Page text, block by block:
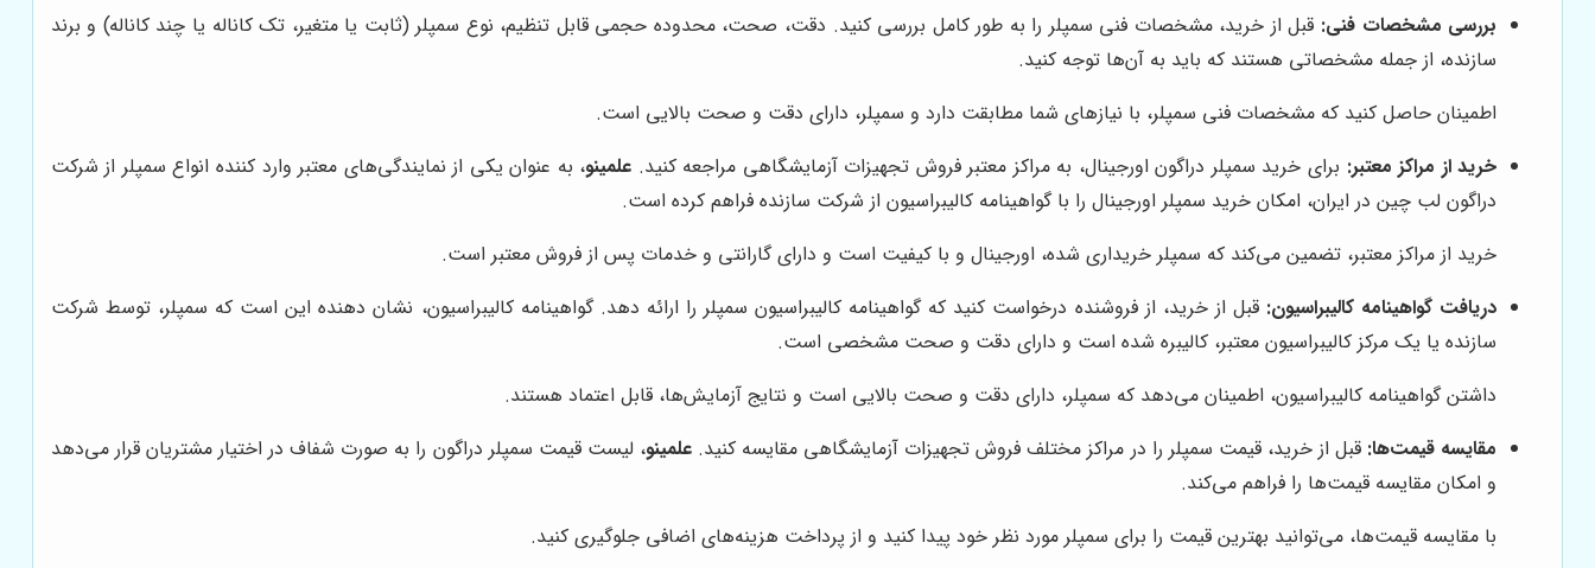
بررسی مشخصات فنی: قبل از خرید، مشخصات فنی سمپلر را به طور کامل بررسی کنید. دقت، صحت، محدوده حجمی قابل تنظیم، نوع سمپلر (ثابت یا متغیر، تک کاناله یا چند کاناله) و برند
سازنده، از جمله مشخصاتی هستند که باید به آن‌ها توجه کنید.
اطمینان حاصل کنید که مشخصات فنی سمپلر، با نیازهای شما مطابقت دارد و سمپلر، دارای دقت و صحت بالایی است.
خرید از مراکز معتبر: برای خرید سمپلر دراگون اورجینال، به مراکز معتبر فروش تجهیزات آزمایشگاهی مراجعه کنید. علمینو، به عنوان یکی از نمایندگی‌های معتبر وارد کننده انواع سمپلر از شرکت
دراگون لب چین در ایران، امکان خرید سمپلر اورجینال را با گواهینامه کالیبراسیون از شرکت سازنده فراهم کرده است.
خرید از مراکز معتبر، تضمین می‌کند که سمپلر خریداری شده، اورجینال و با کیفیت است و دارای گارانتی و خدمات پس از فروش معتبر است.
دریافت گواهینامه کالیبراسیون: قبل از خرید، از فروشنده درخواست کنید که گواهینامه کالیبراسیون سمپلر را ارائه دهد. گواهینامه کالیبراسیون، نشان دهنده این است که سمپلر، توسط شرکت
سازنده یا یک مرکز کالیبراسیون معتبر، کالیبره شده است و دارای دقت و صحت مشخصی است.
داشتن گواهینامه کالیبراسیون، اطمینان می‌دهد که سمپلر، دارای دقت و صحت بالایی است و نتایج آزمایش‌ها، قابل اعتماد هستند.
مقایسه قیمت‌ها: قبل از خرید، قیمت سمپلر را در مراکز مختلف فروش تجهیزات آزمایشگاهی مقایسه کنید.علمینو، لیست قیمت سمپلر دراگون را به صورت شفاف در اختیار مشتریان قرار می‌دهد
و امکان مقایسه قیمت‌ها را فراهم می‌کند.
با مقایسه قیمت‌ها، می‌توانید بهترین قیمت را برای سمپلر مورد نظر خود پیدا کنید و از پرداخت هزینه‌های اضافی جلوگیری کنید.